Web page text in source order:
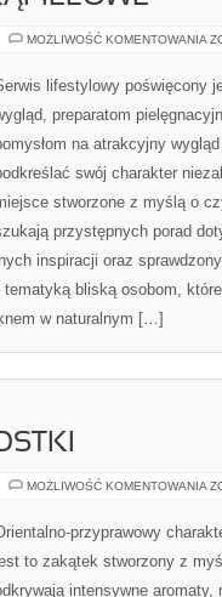
MOŻLIWOŚĆ KOMENTOWANIA
lifestylowy poświęcony
preparatom
na atrakcyjny
swój charakter
stworzone z myślą o
przystępnych porad
inspiracji oraz
bliską osobom,
w naturalnym […]
MOŻLIWOŚĆ KOMENTOWANIA
przyprawowy
to zakątek stworzony z
intensywne aromaty,